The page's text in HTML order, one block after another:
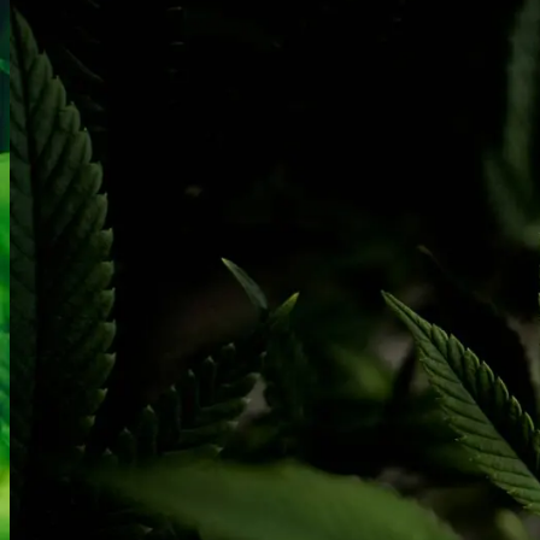
Kokain Tests
Kokain renhedhedstest
Crack renhedhedstest
Kokain blandingsmiddel test
MDMA
MDMA renhedstest
Ecstasy
Ecstasy renhedstest